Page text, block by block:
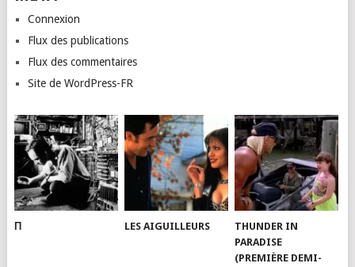
Connexion
Flux des publications
Flux des commentaires
Site de WordPress-FR
Π LES AIGUILLEURS
THUNDER IN
PARADISE
(PREMIÈRE DEMI-